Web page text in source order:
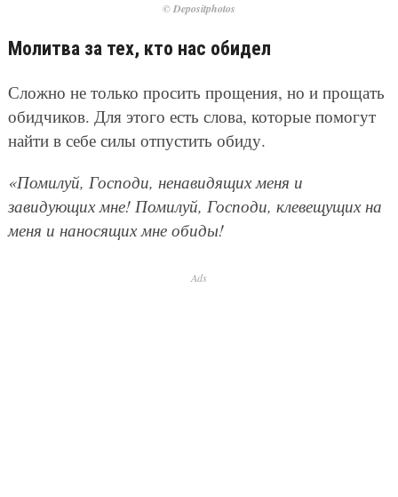
© Depositphotos
Молитва за тех, кто нас обидел
Сложно не только просить прощения, но и прощать
обидчиков. Для этого есть слова, которые помогут
найти в себе силы отпустить обиду.
«Помилуй, Господи, ненавидящих меня и
завидующих мне! Помилуй, Господи, клевещущих на
меня и наносящих мне обиды!
Ads